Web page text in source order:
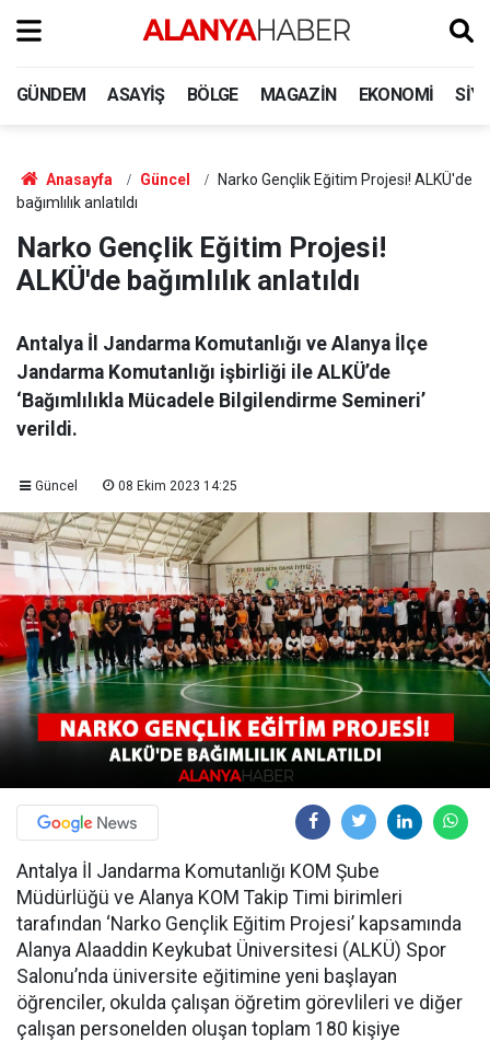
GÜNDEM ASAYIŞ BÖLGE MAGAZIN EKONOMI
Anasayfa Güncel
Narko Gençlik Eğitim Projesi! ALKÜ'de
bağımlılık anlatıldı
Narko Gençlik Eğitim Projesi!
ALKÜ'de bağımlılık anlatıldı
Antalya İl Jandarma Komutanlığı ve Alanya İlçe
Jandarma Komutanlığı işbirliği ile ALKÜ’de
‘Bağımlılıkla Mücadele Bilgilendirme Semineri’
verildi.
Güncel 08 Ekim 2023 14:25
Antalya İl Jandarma Komutanlığı KOM Şube
Müdürlüğü ve Alanya KOM Takip Timi birimleri
tarafından ‘Narko Gençlik Eğitim Projesi’ kapsamında
Alanya Alaaddin Keykubat Üniversitesi (ALKÜ) Spor
Salonu’nda üniversite eğitimine yeni başlayan
öğrenciler, okulda çalışan öğretim görevlileri ve diğer
çalışan personelden oluşan toplam 180 kişiye